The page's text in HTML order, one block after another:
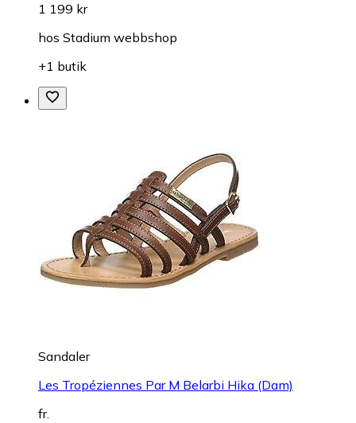
1 199 kr
hos Stadium webbshop
+1 butik
Sandaler
Les Tropéziennes Par M Belarbi Hika (Dam)
fr.